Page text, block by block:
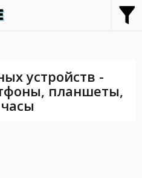
устройств -
планшеты,